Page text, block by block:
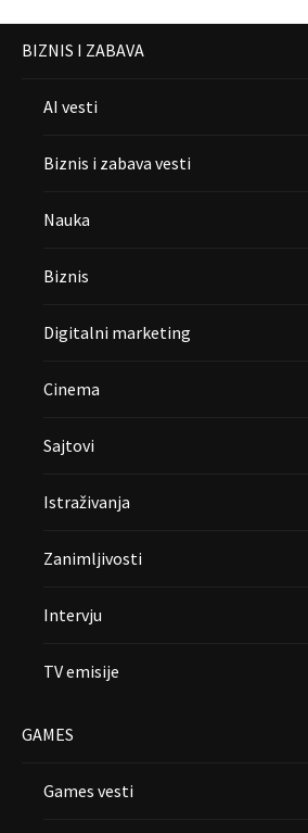
BIZNIS I ZABAVA
AI vesti
Biznis i zabava vesti
Nauka
Biznis
Digitalni marketing
Cinema
Sajtovi
Istraživanja
Zanimljivosti
Intervju
TV emisije
GAMES
Games vesti